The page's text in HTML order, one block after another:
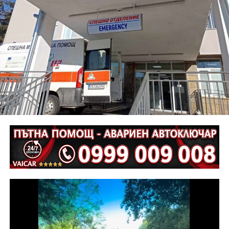
нарушени правилата за движение по пътищата, като
при управление на мотоциклет „Ямаха“, по
непредпазливост е причинена смъртта на водача му
Г. Г., на 61 години.
Неотложните следствени действия са извършени от
екип на ОД на МВР – Габрово съвместно с
автоексперт, като на място са изготвени и снимки.
Извършена е аутопсия на тялото на пострадалия и е
назначена съдебномедицинска експертиза.
Предстои назначаването на автотехническа
експертиза относно причините и механизма на
възникналото пътнотранспортно произшествие.
На полицейските органи са възложени оперативно –
издирвателни мероприятия, свързани с
установяване на предходно преминали по трасето
на инкриминираната дата моторни превозни